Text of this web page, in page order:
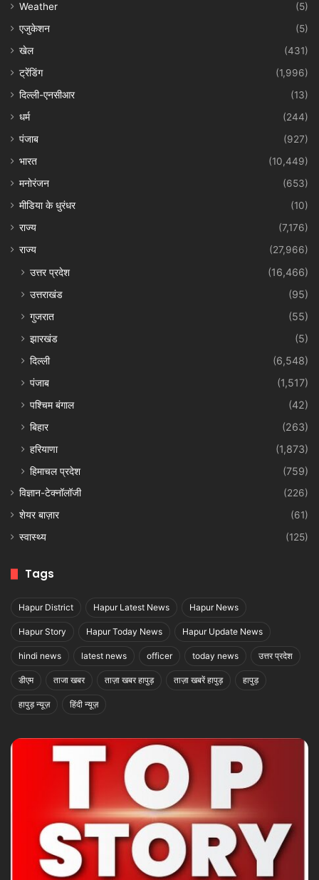
Weather
(5)
एजुकेशन
(5)
खेल
(431)
ट्रेंडिंग
(1,996)
दिल्ली-एनसीआर
(13)
धर्म
(244)
पंजाब
(927)
भारत
(10,449)
मनोरंजन
(653)
मीडिया के धुरंधर
(10)
राज्य
(7,176)
राज्य
(27,966)
उत्तर प्रदेश
(16,466)
उत्तराखंड
(95)
गुजरात
(55)
झारखंड
(5)
दिल्ली
(6,548)
पंजाब
(1,517)
पश्चिम बंगाल
(42)
बिहार
(263)
हरियाणा
(1,873)
हिमाचल प्रदेश
(759)
विज्ञान-टेक्नॉलॉजी
(226)
शेयर बाज़ार
(61)
स्वास्थ्य
(125)
Tags
Hapur District Hapur Latest News Hapur News
Hapur Story Hapur Today News Hapur Update News
hindi news latest news officer today news उत्तर प्रदेश
डीएम ताजा खबर ताज़ा खबर हापुड़ ताज़ा खबरें हापुड़ हापुड़
हापुड़ न्यूज़ हिंदी न्यूज़